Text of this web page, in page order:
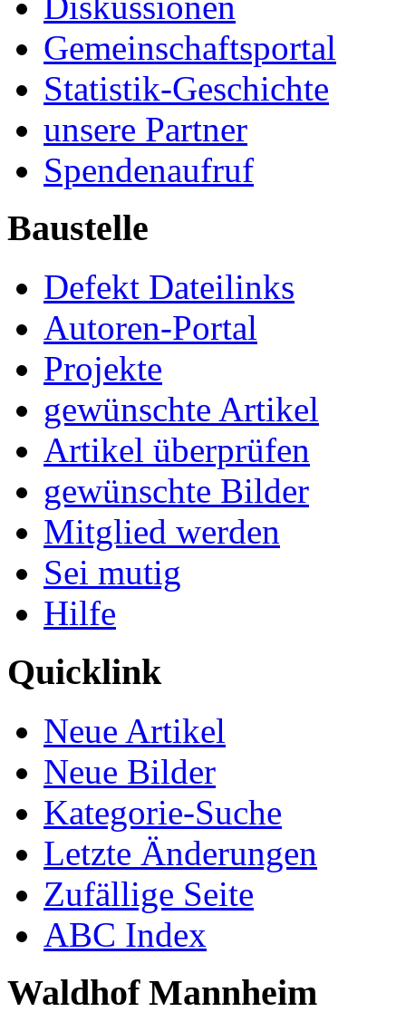
Gemeinschaftsportal
Statistik-Geschichte
unsere Partner
Spendenaufruf
Baustelle
Defekt Dateilinks
Autoren-Portal
Projekte
gewünschte Artikel
Artikel überprüfen
gewünschte Bilder
Mitglied werden
Sei mutig
Hilfe
Quicklink
Neue Artikel
Neue Bilder
Kategorie-Suche
Letzte Änderungen
Zufällige Seite
ABC Index
Waldhof Mannheim